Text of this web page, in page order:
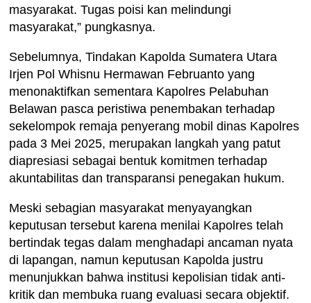
masyarakat. Tugas poisi kan melindungi
masyarakat,” pungkasnya.
Sebelumnya, Tindakan Kapolda Sumatera Utara
Irjen Pol Whisnu Hermawan Februanto yang
menonaktifkan sementara Kapolres Pelabuhan
Belawan pasca peristiwa penembakan terhadap
sekelompok remaja penyerang mobil dinas Kapolres
pada 3 Mei 2025, merupakan langkah yang patut
diapresiasi sebagai bentuk komitmen terhadap
akuntabilitas dan transparansi penegakan hukum.
Meski sebagian masyarakat menyayangkan
keputusan tersebut karena menilai Kapolres telah
bertindak tegas dalam menghadapi ancaman nyata
di lapangan, namun keputusan Kapolda justru
menunjukkan bahwa institusi kepolisian tidak anti-
kritik dan membuka ruang evaluasi secara objektif.